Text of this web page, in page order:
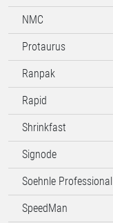
NMC
Protaurus
Ranpak
Rapid
Shrinkfast
Signode
Soehnle Professional
SpeedMan